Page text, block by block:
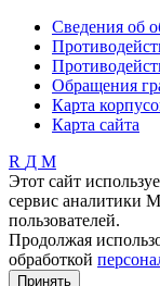
Сведения об
Обращения
Карта
Карта сайта
R Д М
Этот сайт
сервис аналитики
пользователей.
Продолжая
обработкой
Принять